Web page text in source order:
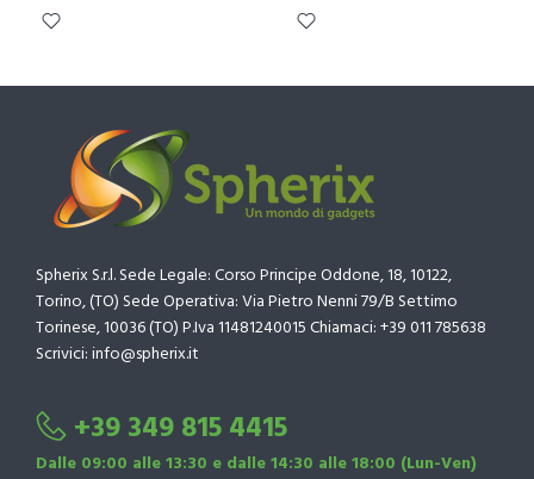
Spherix S.r.l. Sede Legale: Corso Principe Oddone, 18, 10122,
Torino, (TO) Sede Operativa: Via Pietro Nenni 79/B Settimo
Torinese, 10036 (TO) P.Iva 11481240015 Chiamaci: +39 011 785638
Scrivici: info@spherix.it
+39 349 815 4415
Dalle 09:00 alle 13:30 e dalle 14:30 alle 18:00 (Lun-Ven)